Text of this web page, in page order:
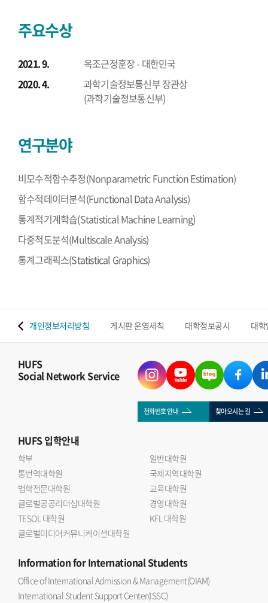
주요수상
2021. 9.
옥조근정훈장 - 대한민국
2020. 4.
과학기술정보통신부 장관상
(과학기술정보통신부)
연구분야
비모수적함수추정(Nonparametric Function Estimation)
함수적데이터분석(Functional Data Analysis)
통계적기계학습(Statistical Machine Learning)
다중척도분석(Multiscale Analysis)
통계그래픽스(Statistical Graphics)
개인정보처리방침 게시판 운영세칙 대학정보공시 대
HUFS
Social Network Service
전화번호 안내 찾아오시는 길
HUFS입학안내
학부
일반대학원
통번역대학원
국제지역대학원
법학전문대학원
교육대학원
글로벌공공리더십대학원
경영대학원
TESOL 대학원
KFL 대학원
글로벌미디어커뮤니케이션대학원
Informationfor International Students
Office of International Admission & Management(OIAM)
International Student Support Center(ISSC)